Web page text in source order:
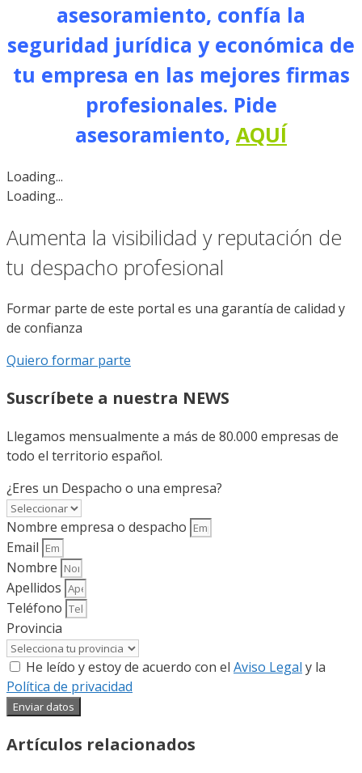
asesoramiento, confía la
seguridad jurídica y económica de
tu empresa en las mejores firmas
profesionales. Pide
asesoramiento, AQUÍ
Loading...
Loading...
Aumenta la visibilidad y reputación de
tu despacho profesional
Formar parte de este portal es una garantía de calidad y
de confianza
Quiero formar parte
Suscríbete a nuestra NEWS
Llegamos mensualmente a más de 80.000 empresas de
todo el territorio español.
¿Eres un Despacho o una empresa?
Nombre empresa o despacho
Email
Nombre
Apellidos
Teléfono
Provincia
He leído y estoy de acuerdo con el Aviso Legal y la
Política de privacidad
Enviar datos
Artículos relacionados